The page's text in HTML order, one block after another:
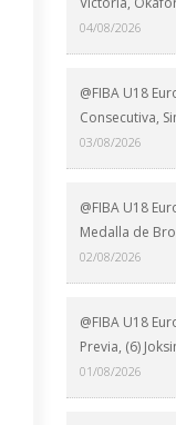
04/08/2026
@FIBA U18
Consecutiva,
03/08/2026
@FIBA U18
Medalla de
02/08/2026
@FIBA U18
Previa, (6)
01/08/2026